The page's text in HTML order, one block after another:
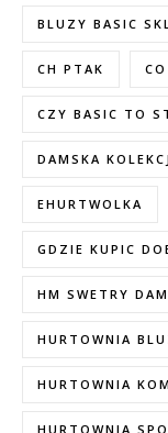
BLUZY BASIC
CH PTAK
CZY BASIC TO
DAMSKA
EHURTWOLKA
GDZIE KUPIC
HM SWETRY
HURTOWNIA
HURTOWNIA
HURTOWNIA